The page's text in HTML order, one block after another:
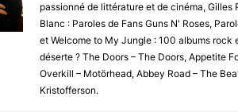
passionné de littérature et de cinéma,
Blanc : Paroles de Fans Guns N' Roses,
et Welcome to My Jungle : 100 albums
déserte ? The Doors – The Doors, Appetite
Overkill – Motörhead, Abbey Road – The
Kristofferson.